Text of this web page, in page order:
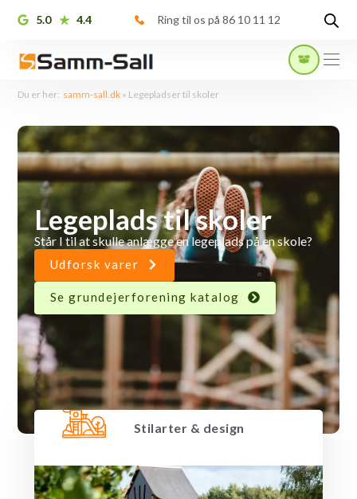
5.0 4.4 Ring til os på 86 10 11 12
Du er her: samm-sall.dk » Legepladser til skoler
Legeplads til skoler
Står I til at skulle anlægge en legeplads på en skole?
Udforsk varer
Se grundejerforening katalog
Stilarter & design